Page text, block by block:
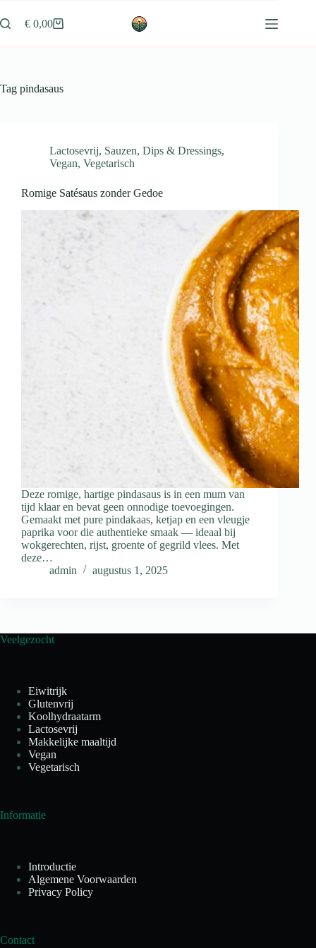
naar
de
Winkelwagen
€ 0,00
Tag pindasaus
Lactosevrij, Sauzen, Dips & Dressings,
Vegan, Vegetarisch
Romige Satésaus zonder Gedoe
Deze romige, hartige pindasaus is in een mum van
tijd klaar en bevat geen onnodige toevoegingen.
Gemaakt met pure pindakaas, ketjap en een vleugje
paprika voor die authentieke smaak — ideaal bij
wokgerechten, rijst, groente of gegrild vlees. Met
deze…
admin
augustus 1, 2025
Veelgezocht
Eiwitrijk
Glutenvrij
Koolhydraatarm
Lactosevrij
Makkelijke maaltijd
Vegan
Vegetarisch
Informatie
Introductie
Algemene Voorwaarden
Privacy Policy
Contact